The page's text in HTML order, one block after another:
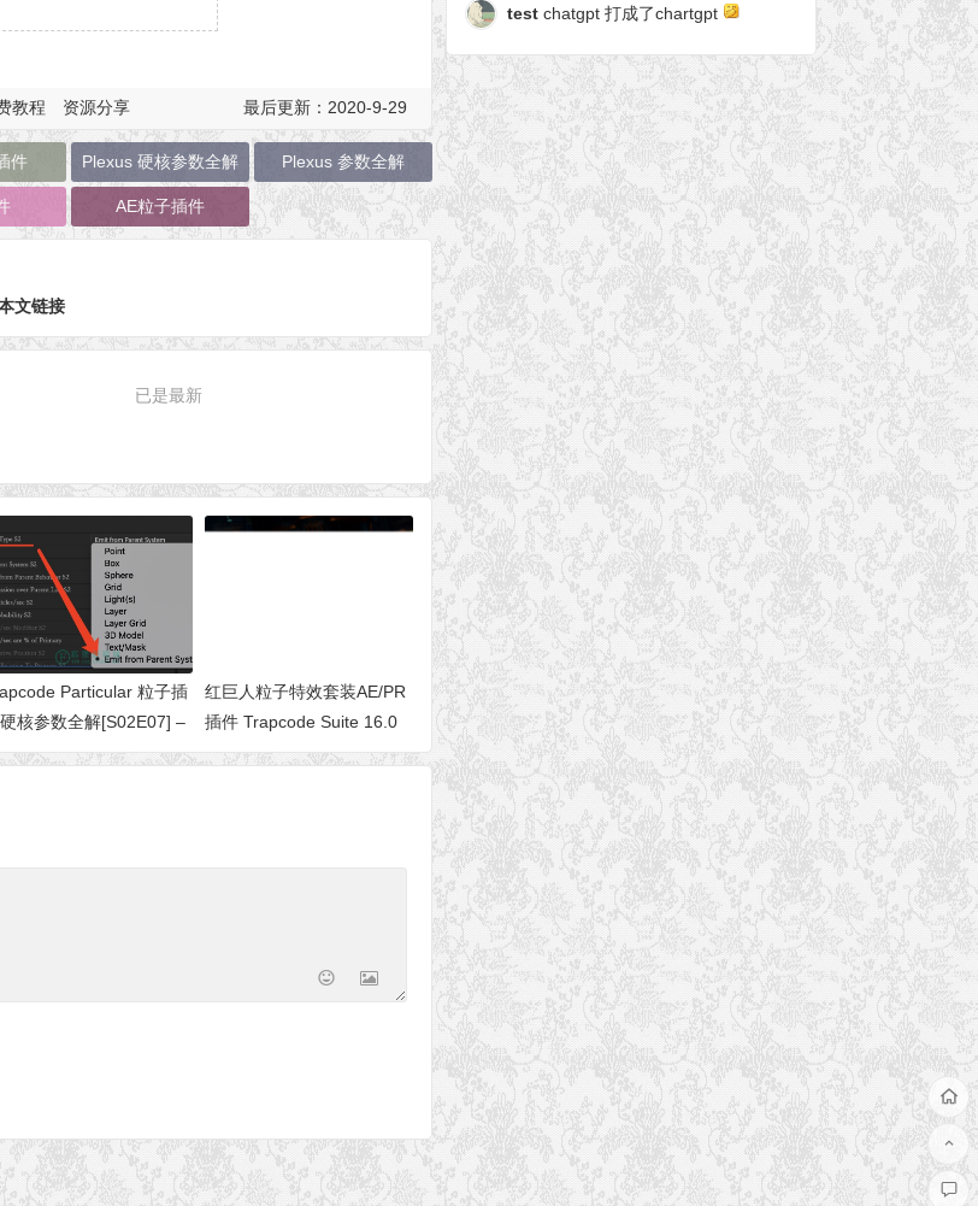
教程 资源分享 最后更新：2020-9-29
件 Plexus 硬核参数全解 Plexus 参数全解
AE粒子插件
文链接
已是最新
Particular 粒子插
核参数全解[S02E07] –
级系统发射子粒子
红巨人粒子特效套装AE/PR
插件 Trapcode Suite 16.0
Win/Mac
test chatgpt 打成了chartgpt